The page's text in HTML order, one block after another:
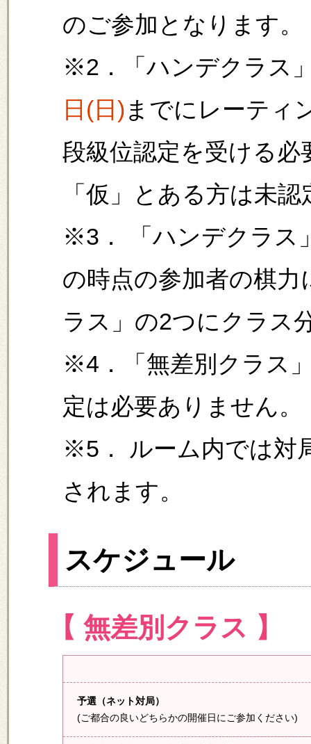
のご参加となります。
※2．「ハンデクラス
日(日)までにレーティ
段級位認定を受ける
「仮」とある方は未
※3． 「ハンデクラス
の時点の参加者の棋
ラス」の2つにクラス
※4．「無差別クラス
定は必要ありません。
※5． ルーム内では対
されます。
スケジュール
【 無差別クラス 】
予選（ネット対局）
(ご都合の良いどちらかの開催日にご参加ください)